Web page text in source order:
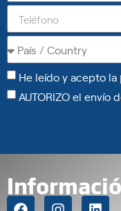
He leído y acepto la
AUTORIZO el envío